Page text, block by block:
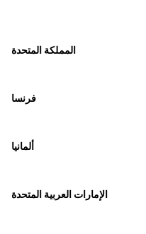
المملكة المتحدة
فرنسا
ألمانيا
الإمارات العربية المتحدة